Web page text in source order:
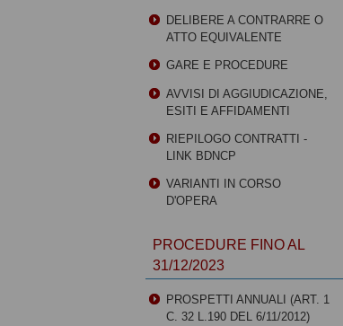
DELIBERE A CONTRARRE O
ATTO EQUIVALENTE
GARE E PROCEDURE
AVVISI DI AGGIUDICAZIONE,
ESITI E AFFIDAMENTI
RIEPILOGO CONTRATTI -
LINK BDNCP
VARIANTI IN CORSO
D'OPERA
PROCEDURE FINO AL
31/12/2023
PROSPETTI ANNUALI (ART. 1
C. 32 L.190 DEL 6/11/2012)